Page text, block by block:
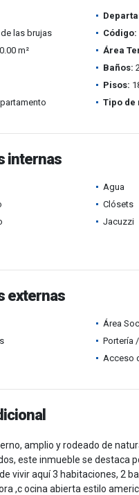
las brujas Código:
m² Área
Baños:
Pisos:
Tipo de
internas
Agua
Clósets
Jacuzzi
externas
Área
Portería
Acceso
amplio y rodeado de
este inmueble se destaca
vivir aquí 3 habitaciones, 2
,c ocina abierta estilo